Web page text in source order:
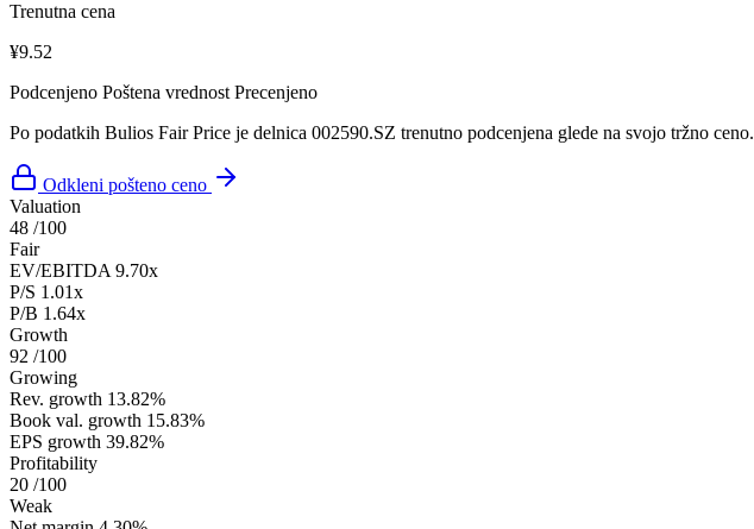
Trenutna cena
¥9.52
Podcenjeno Poštena vrednost Precenjeno
Po podatkih Bulios Fair Price je delnica 002590.SZ trenutno podcenjena glede na svojo tržno ceno.
Odkleni pošteno ceno
Valuation
48 /100
Fair
EV/EBITDA 9.70x
P/S 1.01x
P/B 1.64x
Growth
92 /100
Growing
Rev. growth 13.82%
Book val. growth 15.83%
EPS growth 39.82%
Profitability
20 /100
Weak